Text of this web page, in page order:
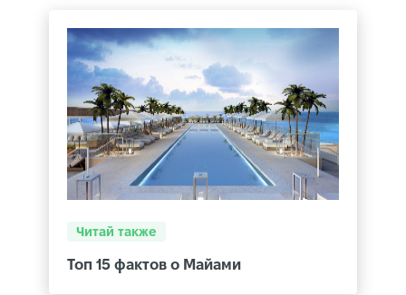
Читай также
Топ 15 фактов о Майами